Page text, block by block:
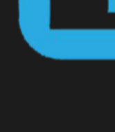
Обратный звонок